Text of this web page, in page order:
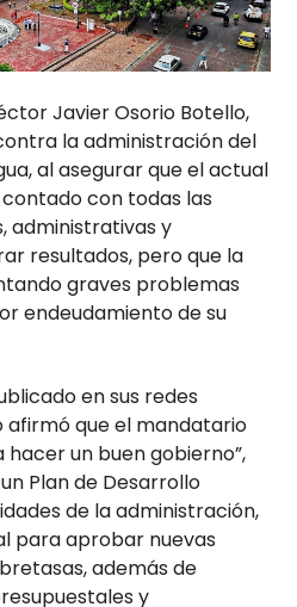
Javier Osorio Botello,
la administración del
, al asegurar que el actual
con todas las
administrativas y
resultados, pero que la
graves problemas
endeudamiento de su
en sus redes
afirmó que el mandatario
un buen gobierno”,
Plan de Desarrollo
de la administración,
para aprobar nuevas
además de
y